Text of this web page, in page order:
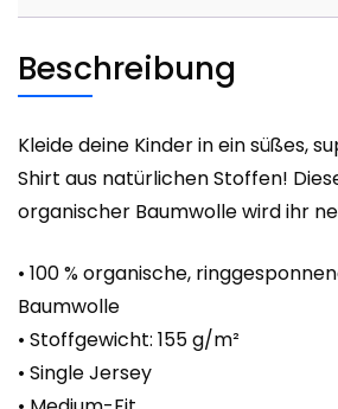
Beschreibung
Kleide deine Kinder in ein süßes,
Shirt aus natürlichen Stoffen!
organischer Baumwolle wird ihr
• 100 % organische,
Baumwolle
• Stoffgewicht: 155 g/m²
• Single Jersey